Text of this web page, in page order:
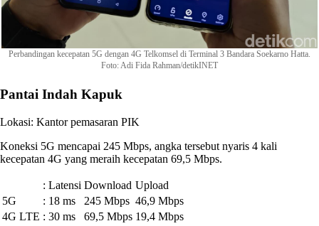
Perbandingan kecepatan 5G dengan 4G Telkomsel di Terminal 3 Bandara Soekarno Hatta.
Foto: Adi Fida Rahman/detikINET
Pantai Indah Kapuk
Lokasi: Kantor pemasaran PIK
Koneksi 5G mencapai 245 Mbps, angka tersebut nyaris 4 kali
kecepatan 4G yang meraih kecepatan 69,5 Mbps.
: Latensi Download Upload
5G
: 18 ms 245 Mbps 46,9 Mbps
4G LTE : 30 ms 69,5 Mbps 19,4 Mbps